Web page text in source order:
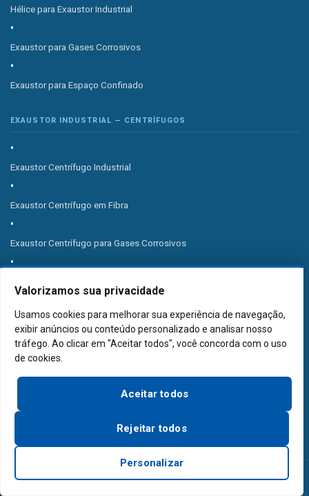
Valorizamos sua privacidade
Usamos cookies para melhorar sua experiência de navegação,
exibir anúncios ou conteúdo personalizado e analisar nosso
tráfego. Ao clicar em "Aceitar todos", você concorda com o uso
de cookies.
Personalizar
Rejeitar todos
Aceitar todos
Hélice para Exaustor Industrial
Exaustor para Gases Corrosivos
Exaustor para Espaço Confinado
EXAUSTOR INDUSTRIAL — CENTRÍFUGOS
Exaustor Centrífugo Industrial
Exaustor Centrífugo em Fibra
Exaustor Centrífugo para Gases Corrosivos
Exaustor Centrífugo de Transmissão
Soprador de Alta Pressão